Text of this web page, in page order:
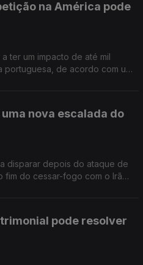
na América pode
ter um impacto de até mil
portuguesa, de acordo com um
nova escalada do
disparar depois do ataque de
fim do cessar-fogo com o Irão.
pode resolver